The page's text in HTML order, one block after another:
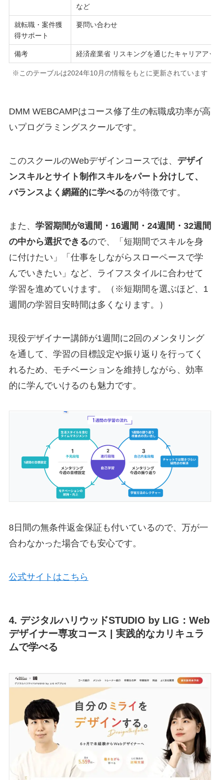
など
就転職・案件獲
得サポート
要問い合わせ
備考 経済産業省 リスキングを通じたキャリアアッ
※このテーブルは2024年10月の情報をもとに更新されています
DMM WEBCAMPはコース修了生の転職成功率が高
いプログラミングスクールです。
このスクールのWebデザインコースでは、 デザイ
ンスキルとサイト制作スキルをパート分けして、
バランスよく網羅的に学べるのが特徴です。
また、 学習期間が8週間・16週間・24週間・32週間
の中から選択できるので、「短期間でスキルを身
に付けたい」「仕事をしながらスローペースで学
んでいきたい」など、ライフスタイルに合わせて
学習を進めていけます。（※短期間を選ぶほど、1
週間の学習目安時間は多くなります。）
現役デザイナー講師が1週間に2回のメンタリング
を通して、学習の目標設定や振り返りを行ってく
れるため、モチベーションを維持しながら、効率
的に学んでいけるのも魅力です。
8日間の無条件返金保証も付いているので、万が一
合わなかった場合でも安心です。
公式サイトはこちら
4. デジタルハリウッドSTUDIO by LIG：Web
デザイナー専攻コース | 実践的なカリキュラ
ムで学べる